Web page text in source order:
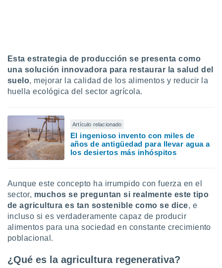
sean
para
ni para
o
no
Puedes
acceder a
web a
abono
Esta estrategia de producción se presenta como
una solución innovadora para restaurar la salud del
suelo, mejorar la calidad de los alimentos y reducir la
huella ecológica del sector agrícola.
Artículo relacionado
El ingenioso invento con miles de
años de antigüedad para llevar agua a
los desiertos más inhóspitos
Aunque este concepto ha irrumpido con fuerza en el
sector, muchos se preguntan si realmente este tipo
de agricultura es tan sostenible como se dice, e
incluso si es verdaderamente capaz de producir
alimentos para una sociedad en constante crecimiento
poblacional.
¿Qué es la agricultura regenerativa?